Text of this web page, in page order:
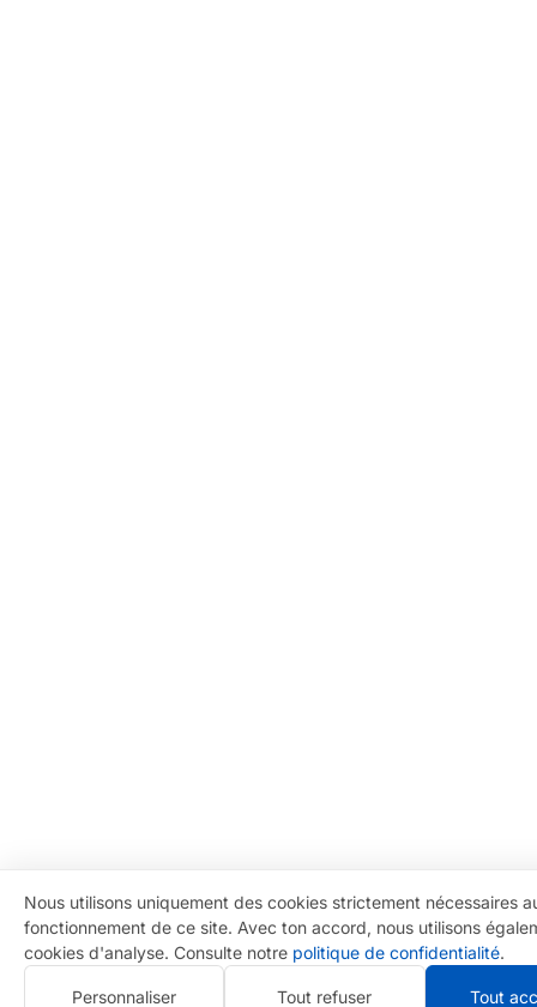
Nous utilisons uniquement des cookies strictement nécessaires
fonctionnement de ce site. Avec ton accord, nous utilisons
cookies d'analyse. Consulte notre politique de confidentialité.
Personnaliser Tout refuser Tout